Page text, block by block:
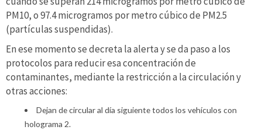
PM10, o 97.4 microgramos por metro cúbico de PM2.5
(partículas suspendidas).
En ese momento se decreta la alerta y se da paso a los
protocolos para reducir esa concentración de
contaminantes, mediante la restricción a la circulación y
otras acciones:
Dejan de circular al día siguiente todos los vehículos con
holograma 2.